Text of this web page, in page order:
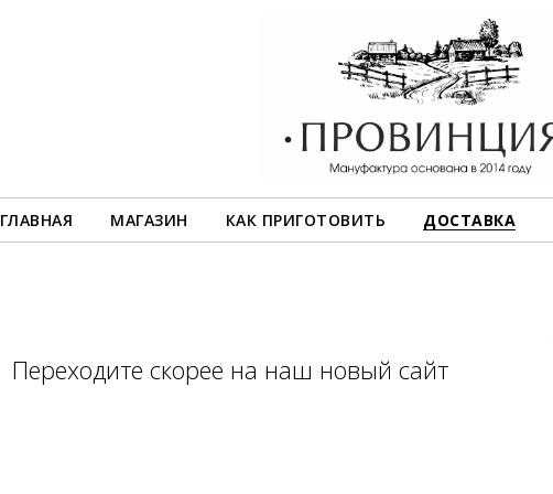
ГЛАВНАЯ МАГАЗИН КАК ПРИГОТОВИТЬ ДОСТАВКА
Переходите скорее на наш новый сайт